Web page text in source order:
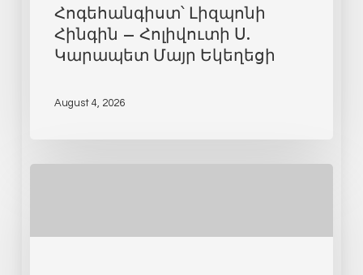
Հոգեհանգիստ՝ Լիզպոնի
Հինգին – Հոլիվուտի Ս.
Կարապետ Մայր Եկեղեցի
August 4, 2026